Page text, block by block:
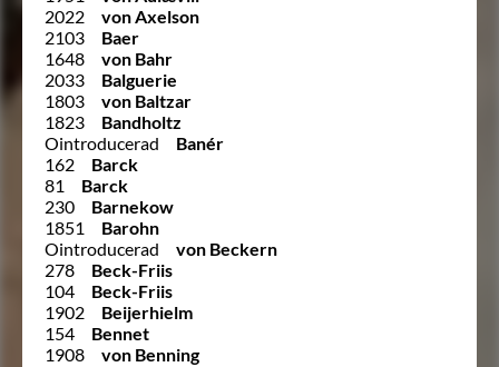
2022
von Axelson
2103
Baer
1648
von Bahr
2033
Balguerie
1803
von Baltzar
1823
Bandholtz
Ointroducerad
Banér
162
Barck
81
Barck
230
Barnekow
1851
Barohn
Ointroducerad
von Beckern
278
Beck-Friis
104
Beck-Friis
1902
Beijerhielm
154
Bennet
1908
von Benning